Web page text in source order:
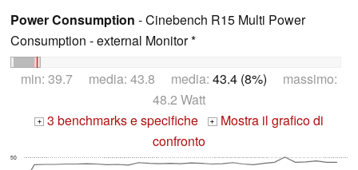
Power Consumption - Cinebench R15 Multi Power
Consumption - external Monitor *
min: 39.7 media: 43.8 media: 43.4 (8%) massimo:
48.2 Watt
+ 3 benchmarks e specifiche + Mostra il grafico di
confronto
50